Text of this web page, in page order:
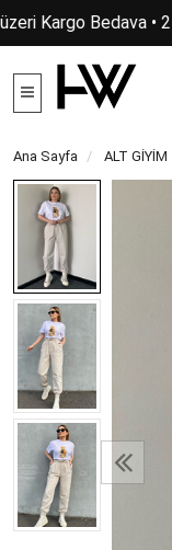
Kargo Bedava •
Ana Sayfa ALT GİYİM